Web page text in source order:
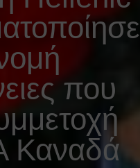
που
Καναδά